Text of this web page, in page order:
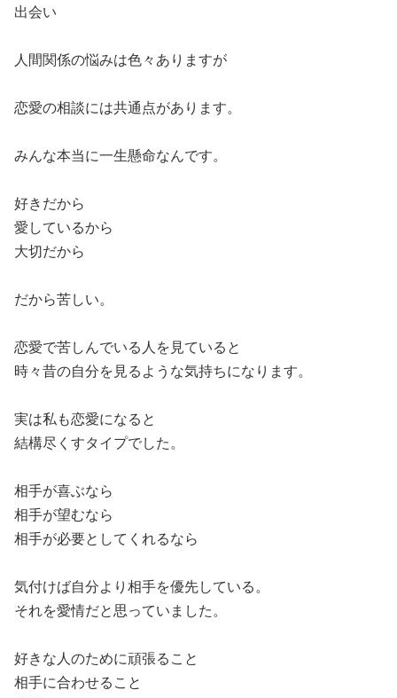
出会い
人間関係の悩みは色々ありますが
恋愛の相談には共通点があります。
みんな本当に一生懸命なんです。
好きだから
愛しているから
大切だから
だから苦しい。
恋愛で苦しんでいる人を見ていると
時々昔の自分を見るような気持ちになります。
実は私も恋愛になると
結構尽くすタイプでした。
相手が喜ぶなら
相手が望むなら
相手が必要としてくれるなら
気付けば自分より相手を優先している。
それを愛情だと思っていました。
好きな人のために頑張ること
相手に合わせること